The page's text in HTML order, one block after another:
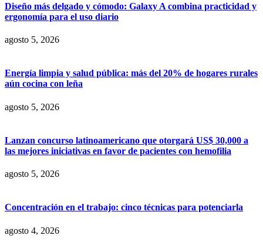
Diseño más delgado y cómodo: Galaxy A combina practicidad y
ergonomía para el uso diario
agosto 5, 2026
Energía limpia y salud pública: más del 20% de hogares rurales
aún cocina con leña
agosto 5, 2026
Lanzan concurso latinoamericano que otorgará US$ 30,000 a
las mejores iniciativas en favor de pacientes con hemofilia
agosto 5, 2026
Concentración en el trabajo: cinco técnicas para potenciarla
agosto 4, 2026